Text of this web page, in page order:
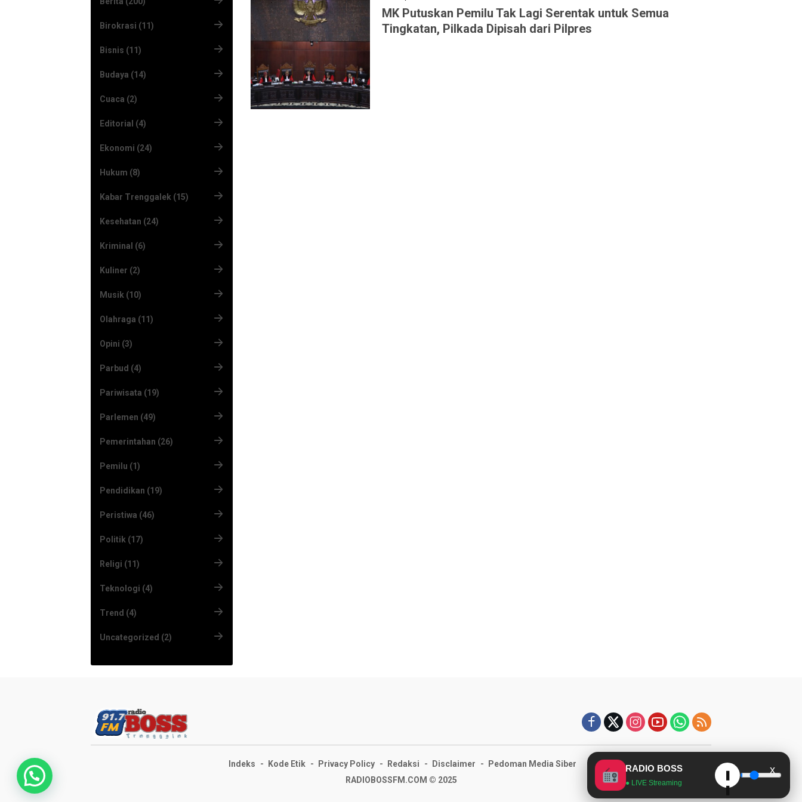
Birokrasi (11)
Bisnis (11)
Budaya (14)
Cuaca (2)
Editorial (4)
Ekonomi (24)
Hukum (8)
Kabar Trenggalek (15)
Kesehatan (24)
Kriminal (6)
Kuliner (2)
Musik (10)
Olahraga (11)
Opini (3)
Parbud (4)
Pariwisata (19)
Parlemen (49)
Pemerintahan (26)
Pemilu (1)
Pendidikan (19)
Peristiwa (46)
Politik (17)
Religi (11)
Teknologi (4)
Trend (4)
Uncategorized (2)
MK Putuskan Pemilu Tak Lagi Serentak untuk Semua
Tingkatan, Pilkada Dipisah dari Pilpres
Indeks Kode Etik Privacy Policy Redaksi Disclaimer
Pedoman Media Siber
RADIOBOSSFM.COM © 2025
x
RADIO BOSS
● LIVE Streaming
❚